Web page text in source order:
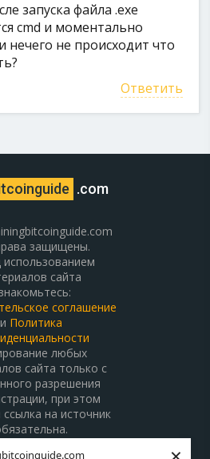
запуска файла .exe
cmd и моментально
нечего не происходит что
Ответить
.com
защищены.
использованием
сайта
соглашение
и Политика
любых
сайта только с
разрешения
при этом
ссылка на источник